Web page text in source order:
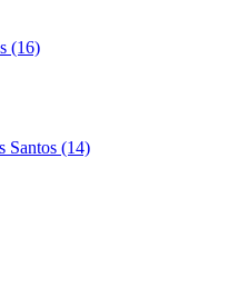
(16)
Santos (14)